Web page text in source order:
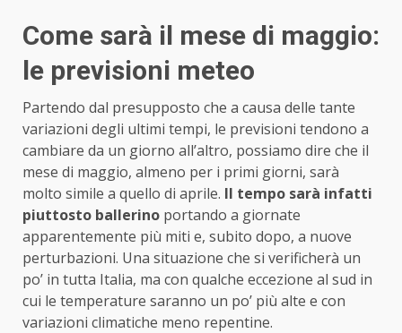
Come sarà il mese di maggio:
le previsioni meteo
Partendo dal presupposto che a causa delle tante
variazioni degli ultimi tempi, le previsioni tendono a
cambiare da un giorno all’altro, possiamo dire che il
mese di maggio, almeno per i primi giorni, sarà
molto simile a quello di aprile. Il tempo sarà infatti
piuttosto ballerino portando a giornate
apparentemente più miti e, subito dopo, a nuove
perturbazioni. Una situazione che si verificherà un
po’ in tutta Italia, ma con qualche eccezione al sud in
cui le temperature saranno un po’ più alte e con
variazioni climatiche meno repentine.